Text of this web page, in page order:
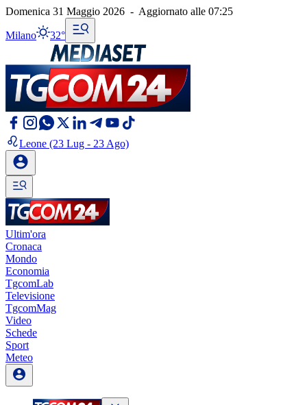
Domenica 31 Maggio 2026 - Aggiornato alle 07:25
Milano 32°
Leone (23 Lug - 23 Ago)
Ultim'ora
Cronaca
Mondo
Economia
TgcomLab
Televisione
TgcomMag
Video
Schede
Sport
Meteo